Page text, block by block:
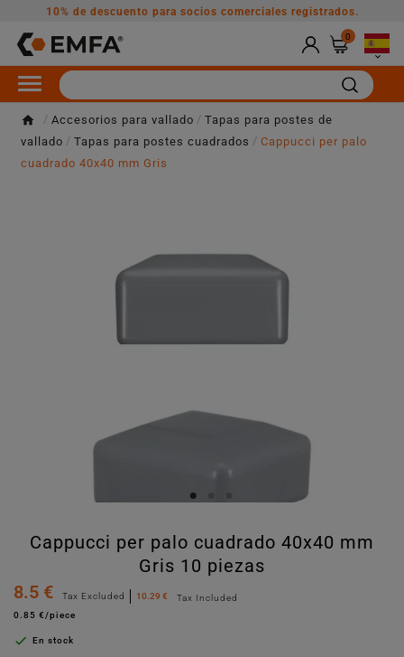
10% de descuento para socios comerciales registrados.
0

Accesorios para vallado
Tapas para postes de
vallado
Tapas para postes cuadrados
Cappucci per palo
cuadrado 40x40 mm Gris
Cappucci per palo cuadrado 40x40 mm
Gris 10 piezas
8.5 €
Tax Excluded 10.29 €
Tax Included
0.85 €/piece
 En stock